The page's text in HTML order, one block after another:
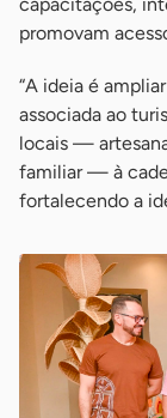
promovam
“A ideia é
associada ao
locais —
familiar — à
fortalecendo a